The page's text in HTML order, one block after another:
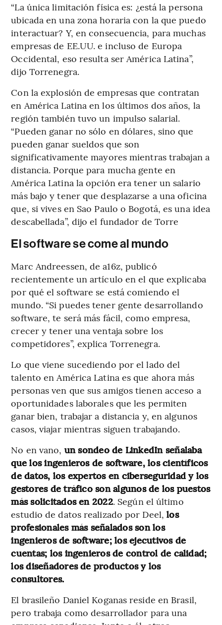
“La única limitación física es: ¿está la persona
ubicada en una zona horaria con la que puedo
interactuar? Y, en consecuencia, para muchas
empresas de EE.UU. e incluso de Europa
Occidental, eso resulta ser América Latina”,
dijo Torrenegra.
Con la explosión de empresas que contratan
en América Latina en los últimos dos años, la
región también tuvo un impulso salarial.
“Pueden ganar no sólo en dólares, sino que
pueden ganar sueldos que son
significativamente mayores mientras trabajan a
distancia. Porque para mucha gente en
América Latina la opción era tener un salario
más bajo y tener que desplazarse a una oficina
que, si vives en Sao Paulo o Bogotá, es una idea
descabellada”, dijo el fundador de Torre
El software se come al mundo
Marc Andreessen, de a16z, publicó
recientemente un artículo en el que explicaba
por qué el software se está comiendo el
mundo. “Si puedes tener gente desarrollando
software, te será más fácil, como empresa,
crecer y tener una ventaja sobre los
competidores”, explica Torrenegra.
Lo que viene sucediendo por el lado del
talento en América Latina es que ahora más
personas ven que sus amigos tienen acceso a
oportunidades laborales que les permiten
ganar bien, trabajar a distancia y, en algunos
casos, viajar mientras siguen trabajando.
No en vano, un sondeo de LinkedIn señalaba
que los ingenieros de software, los científicos
de datos, los expertos en ciberseguridad y los
gestores de tráfico son algunos de los puestos
más solicitados en 2022. Según el último
estudio de datos realizado por Deel,los
profesionales más señalados son los
ingenieros de software; los ejecutivos de
cuentas; los ingenieros de control de calidad;
los diseñadores de productos y los
consultores.
El brasileño Daniel Koganas reside en Brasil,
pero trabaja como desarrollador para una